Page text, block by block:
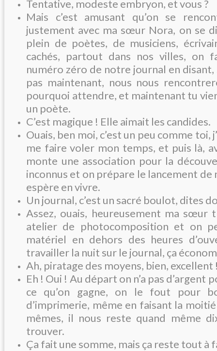
Tentative, modeste embryon, et vous ?
Mais c’est amusant qu’on se
justement avec ma sœur Nora, on se
plein de poètes, de musiciens,
cachés, partout dans nos villes, on
numéro zéro de notre journal en disant,
pas maintenant, nous nous
pourquoi attendre, et maintenant tu
un poète.
C’est magique ! Elle aimait les candides.
Ouais, ben moi, c’est un peu comme toi,
me faire voler mon temps, et puis là,
monte une association pour la
inconnus et on prépare le lancement
espère en vivre.
Un journal, c’est un sacré boulot, dites
Assez, ouais, heureusement ma sœur
atelier de photocomposition et on
matériel en dehors des heures
travailler la nuit sur le journal, ça
Ah, piratage des moyens, bien, excellent
Eh ! Oui ! Au départ on n’a pas d’argent
ce qu’on gagne, on le fout pour
d’imprimerie, même en faisant la
mêmes, il nous reste quand même
trouver.
Ça fait une somme, mais ça reste tout à